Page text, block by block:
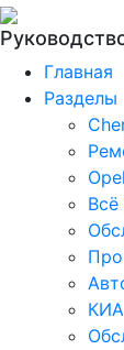
Главная
Разделы
Всё
КИА